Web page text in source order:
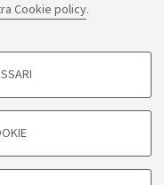
Cookie policy.
sul sito, per analisi
- PI: 01131710376 -